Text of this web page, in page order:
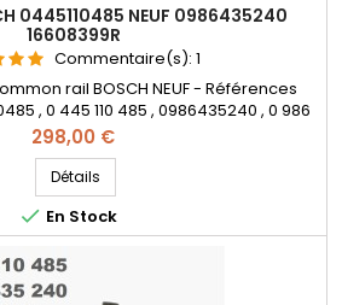
0445110485 NEUF 0986435240
16608399R
Commentaire(s): 1
rail BOSCH NEUF - Références
, 0 445 110 485 , 0986435240 , 0 986
99R , 16608399R - Pour motorisation
1.5 dCi Pièce d'origine
Prix
298,00 €
Détails
 En Stock